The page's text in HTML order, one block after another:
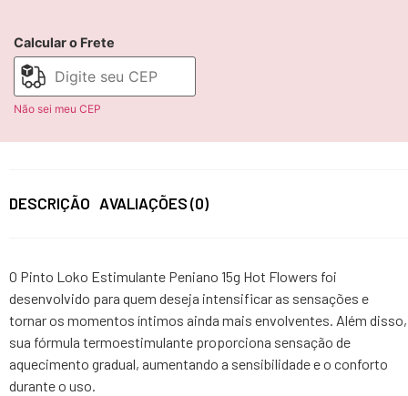
Calcular o Frete
Não sei meu CEP
DESCRIÇÃO AVALIAÇÕES (0)
O Pinto Loko Estimulante Peniano 15g Hot Flowers foi
desenvolvido para quem deseja intensificar as sensações e
tornar os momentos íntimos ainda mais envolventes. Além disso,
sua fórmula termoestimulante proporciona sensação de
aquecimento gradual, aumentando a sensibilidade e o conforto
durante o uso.